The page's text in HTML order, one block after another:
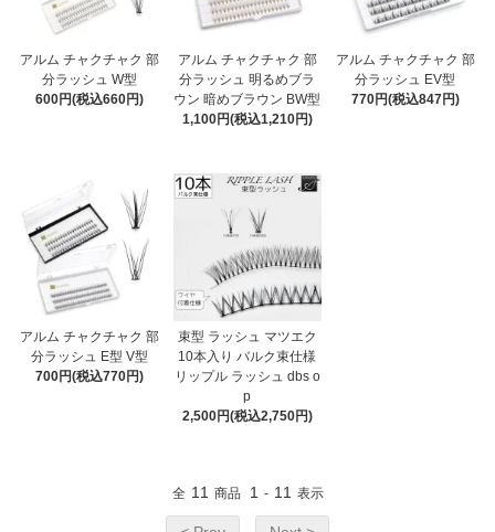
アルム チャクチャク 部
分ラッシュ W型
600円(税込660円)
アルム チャクチャク 部
分ラッシュ 明るめブラ
ウン 暗めブラウン BW型
1,100円(税込1,210円)
アルム チャクチャク 部
分ラッシュ EV型
770円(税込847円)
アルム チャクチャク 部
分ラッシュ E型 V型
700円(税込770円)
束型 ラッシュ マツエク
10本入り バルク束仕様
リップル ラッシュ dbs o
p
2,500円(税込2,750円)
全 11 商品 1 - 11 表示